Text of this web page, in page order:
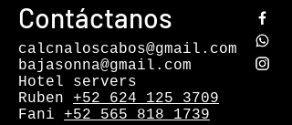
Contáctanos
calcnaloscabos@gmail.com
bajasonna@gmail.com
Hotel servers
Ruben +52 624 125 3709
Fani +52 565 818 1739